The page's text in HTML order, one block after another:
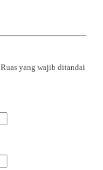
Ruas yang wajib ditandai